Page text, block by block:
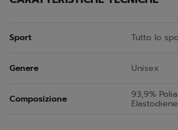
Sport Tutto lo
Genere Unisex
Composizione 93,9%
Elastodiene